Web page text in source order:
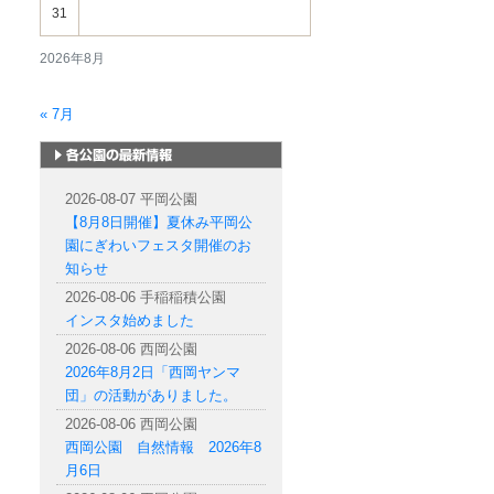
2026年8月
31
« 7月
2026-08-07 平岡公園
【8月8日開催】夏休み平岡公
園にぎわいフェスタ開催のお
知らせ
2026-08-06 手稲稲積公園
インスタ始めました
2026-08-06 西岡公園
2026年8月2日「西岡ヤンマ
団」の活動がありました。
2026-08-06 西岡公園
西岡公園 自然情報 2026年8
月6日